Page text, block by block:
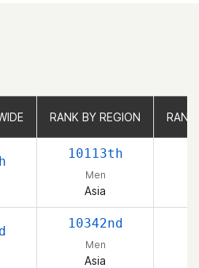
RANK BY REGION
10113th
Men
Asia
10342nd
Men
Asia
RANK BY REGION